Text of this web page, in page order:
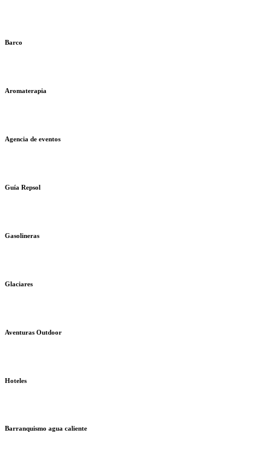
Barco
Aromaterapia
Agencia de eventos
Guía Repsol
Gasolineras
Glaciares
Aventuras Outdoor
Hoteles
Barranquismo agua caliente